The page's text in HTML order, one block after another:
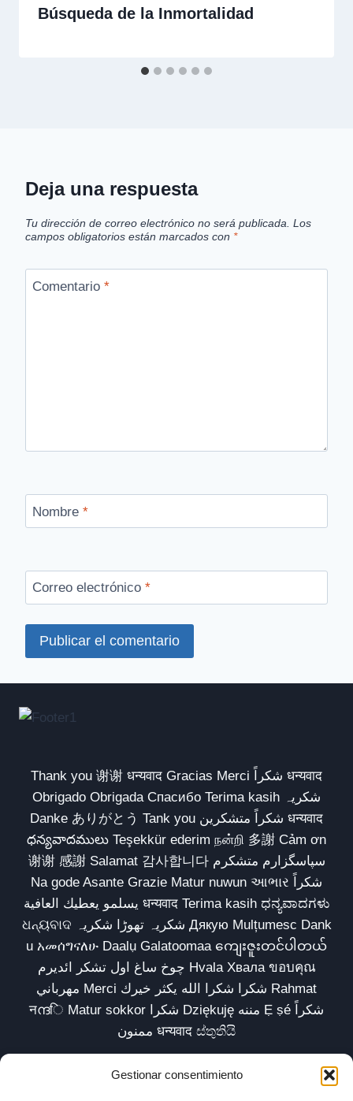
Gestionar consentimiento
Búsqueda de la Inmortalidad
Deja una respuesta
Tu dirección de correo electrónico no será publicada. Los
campos obligatorios están marcados con *
Comentario *
Nombre *
Correo electrónico *
Thank you 谢谢 धन्यवाद Gracias Merci شكراً धन्यवाद
Obrigado Obrigada Спасибо Terima kasih شکریہ
Danke ありがとう Tank you شكراً متشكرين धन्यवाद
ధన్యవాదములు Teşekkür ederim நன்றி 多謝 Cảm ơn
谢谢 感謝 Salamat 감사합니다 سپاسگزارم متشکرم
Na gode Asante Grazie Matur nuwun આભાર شكراً
يسلمو يعطيك العافية धन्यवाद Terima kasih ಧನ್ಯವಾದಗಳು
ଧନ୍ୟବାଦ شکریہ تھوڑا شکریہ Дякую Mulțumesc Dank
u አመሰግናለሁ Daalụ Galatoomaa ကျေးဇူးတင်ပါတယ်
چوخ ساغ اول تشکر ائدیرم Hvala Хвала ขอบคุณ
مهرباني Merci شكرا شكرا الله يكثر خيرك Rahmat
नന്ദि Matur sokkor شكرا Dziękuję مننه Ẹ ṣé شكراً
ممنون धन्यवाद ස්තුතියි